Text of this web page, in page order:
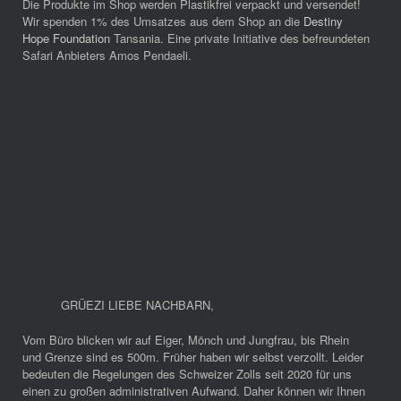
Die Produkte im Shop werden Plastikfrei verpackt und versendet!
Wir spenden 1% des Umsatzes aus dem Shop an die Destiny
Hope Foundation Tansania. Eine private Initiative des befreundeten
Safari Anbieters Amos Pendaeli.
GRÜEZI LIEBE NACHBARN,
Vom Büro blicken wir auf Eiger, Mönch und Jungfrau, bis Rhein
und Grenze sind es 500m. Früher haben wir selbst verzollt. Leider
bedeuten die Regelungen des Schweizer Zolls seit 2020 für uns
einen zu großen administrativen Aufwand. Daher können wir Ihnen